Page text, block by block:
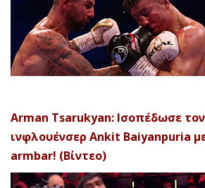
Arman Tsarukyan: Ισοπέδωσε
ινφλουένσερ Ankit Baiyanpuria
armbar! (Βίντεο)